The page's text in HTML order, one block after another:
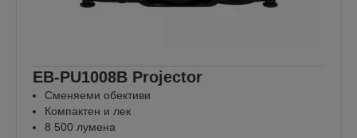
EB-PU1008B Projector
Сменяеми обективи
Компактен и лек
8 500 лумена